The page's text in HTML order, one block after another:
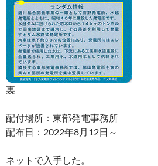
裏
配付場所：東部発電事務所
配布日：2022年8月12日～
ネットで入手した。